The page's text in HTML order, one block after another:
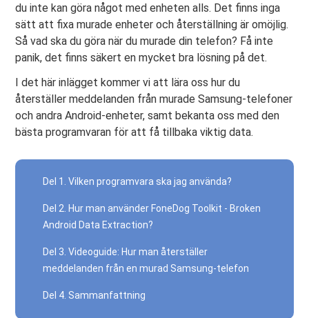
du inte kan göra något med enheten alls. Det finns inga
sätt att fixa murade enheter och återställning är omöjlig.
Så vad ska du göra när du murade din telefon? Få inte
panik, det finns säkert en mycket bra lösning på det.
I det här inlägget kommer vi att lära oss hur du
återställer meddelanden från murade Samsung-telefoner
och andra Android-enheter, samt bekanta oss med den
bästa programvaran för att få tillbaka viktig data.
Del 1. Vilken programvara ska jag använda?
Del 2. Hur man använder FoneDog Toolkit - Broken
Android Data Extraction?
Del 3. Videoguide: Hur man återställer
meddelanden från en murad Samsung-telefon
Del 4. Sammanfattning